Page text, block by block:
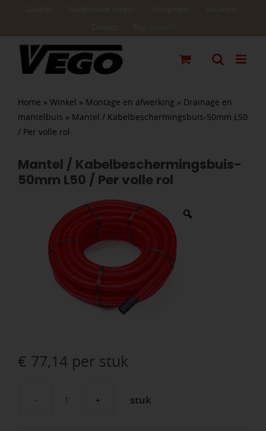
Home » Winkel » Montage en afwerking » Drainage en
mantelbuis » Mantel / Kabelbeschermingsbuis-50mm L50
/ Per volle rol
Mantel / Kabelbeschermingsbuis-
50mm L50 / Per volle rol
€ 77,14per stuk
Mantel
stuk